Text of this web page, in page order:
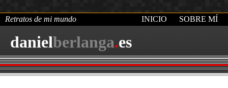
danielberlanga.es
Retratos de mi mundo INICIO SOBRE MÍ